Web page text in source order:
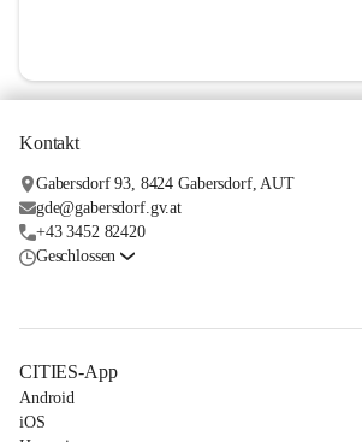
Kontakt
Gabersdorf 93, 8424 Gabersdorf, AUT
gde@gabersdorf.gv.at
+43 3452 82420
Geschlossen
CITIES-App
Android
iOS